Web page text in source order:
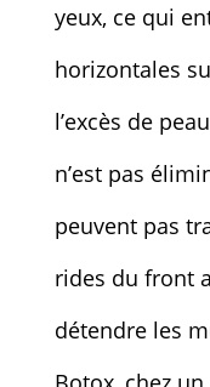
yeux, ce qui
horizontales
l’excès de
n’est pas
peuvent pas
rides du front
détendre les